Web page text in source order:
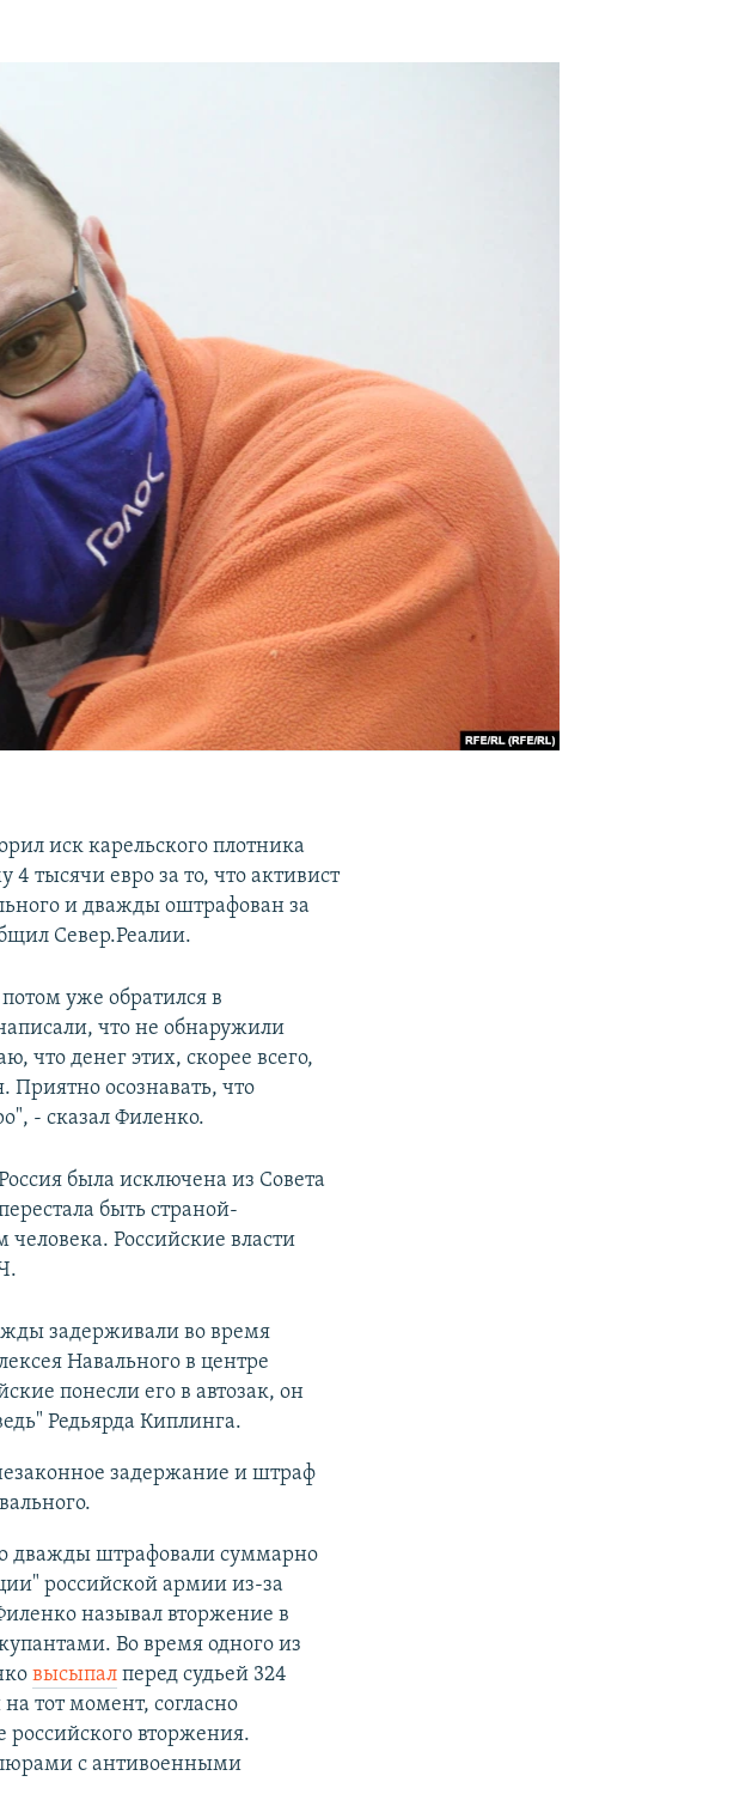
иск карельского плотника
тысячи евро за то, что активист
и дважды оштрафован за
Север.Реалии.
уже обратился в
что не обнаружили
что денег этих, скорее всего,
осознавать, что
- сказал Филенко.
была исключена из Совета
быть страной-
Российские власти
задерживали во время
Навального в центре
понесли его в автозак, он
Редьярда Киплинга.
задержание и штраф
дважды штрафовали суммарно
российской армии из-за
называл вторжение в
Во время одного из
высыпалперед судьей 324
тот момент, согласно
российского вторжения.
с антивоенными